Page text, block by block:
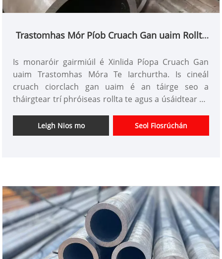
Trastomhas Mór Píob Cruach Gan uaim Rollta
Is monaróir gairmiúil é Xinlida Píopa Cruach Gan
uaim Trastomhas Móra Te Iarchurtha. Is cineál
cruach ciorclach gan uaim é an táirge seo a
tháirgtear trí phróiseas rollta te agus a úsáidtear go
innealtóireacht cheimiceach, cumhacht,
déantúsaíocht mheicniúil agus tógáil. Déantar an
agus tiús balla inrialaithe. Tá sé oiriúnach d'iarratais
ar nós iompar sreabhach agus tacaíocht
struchtúrach faoi bhrú ard, teocht ard, agus
coinníollacha oibre casta.
Leigh Nios mo Seol Fiosrúchán